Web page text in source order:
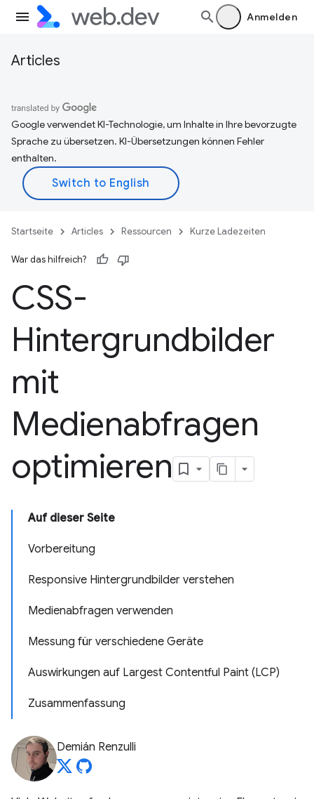
Anmelden
Articles
Google verwendet KI-Technologie, um Inhalte in Ihre bevorzugte
Sprache zu übersetzen. KI-Übersetzungen können Fehler
enthalten.
Startseite Articles Ressourcen Kurze Ladezeiten
War das hilfreich?
CSS-
Hintergrundbilder
mit
Medienabfragen
optimieren
Auf dieser Seite
Vorbereitung
Responsive Hintergrundbilder verstehen
Medienabfragen verwenden
Messung für verschiedene Geräte
Auswirkungen auf Largest Contentful Paint (LCP)
Zusammenfassung
Demián Renzulli